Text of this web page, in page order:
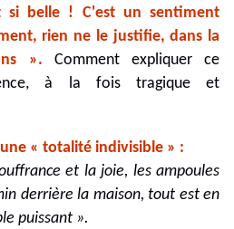
belle ! C'est un sentiment
rien ne le justifie, dans la
». Comment expliquer ce
à la fois tragique et
« totalité indivisible » :
et la joie, les ampoules
derrière la maison, tout est en
puissant ».